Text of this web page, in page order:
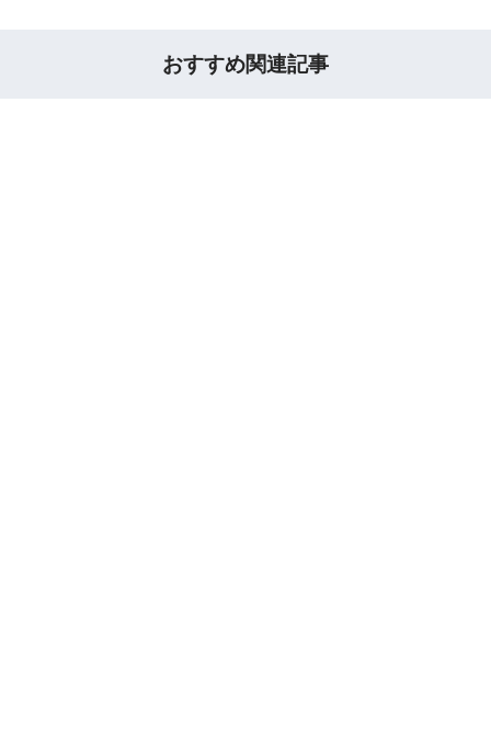
おすすめ関連記事